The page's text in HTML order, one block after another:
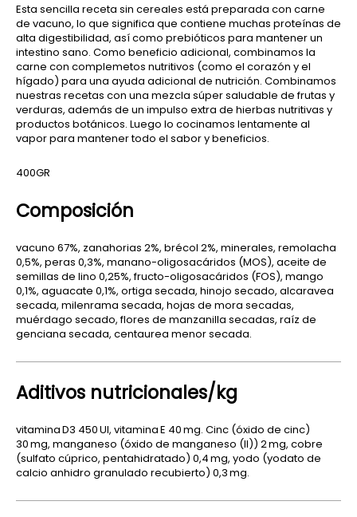
Esta sencilla receta sin cereales está preparada con carne
de vacuno, lo que significa que contiene muchas proteínas de
alta digestibilidad, así como prebióticos para mantener un
intestino sano. Como beneficio adicional, combinamos la
carne con complemetos nutritivos (como el corazón y el
hígado) para una ayuda adicional de nutrición. Combinamos
nuestras recetas con una mezcla súper saludable de frutas y
verduras, además de un impulso extra de hierbas nutritivas y
productos botánicos. Luego lo cocinamos lentamente al
vapor para mantener todo el sabor y beneficios.
400GR
Composición
vacuno 67%, zanahorias 2%, brécol 2%, minerales, remolacha
0,5%, peras 0,3%, manano-oligosacáridos (MOS), aceite de
semillas de lino 0,25%, fructo-oligosacáridos (FOS), mango
0,1%, aguacate 0,1%, ortiga secada, hinojo secado, alcaravea
secada, milenrama secada, hojas de mora secadas,
muérdago secado, flores de manzanilla secadas, raíz de
genciana secada, centaurea menor secada.
Aditivos nutricionales/kg
vitamina D3 450 UI, vitamina E 40 mg. Cinc (óxido de cinc)
30 mg, manganeso (óxido de manganeso (II)) 2 mg, cobre
(sulfato cúprico, pentahidratado) 0,4 mg, yodo (yodato de
calcio anhidro granulado recubierto) 0,3 mg.